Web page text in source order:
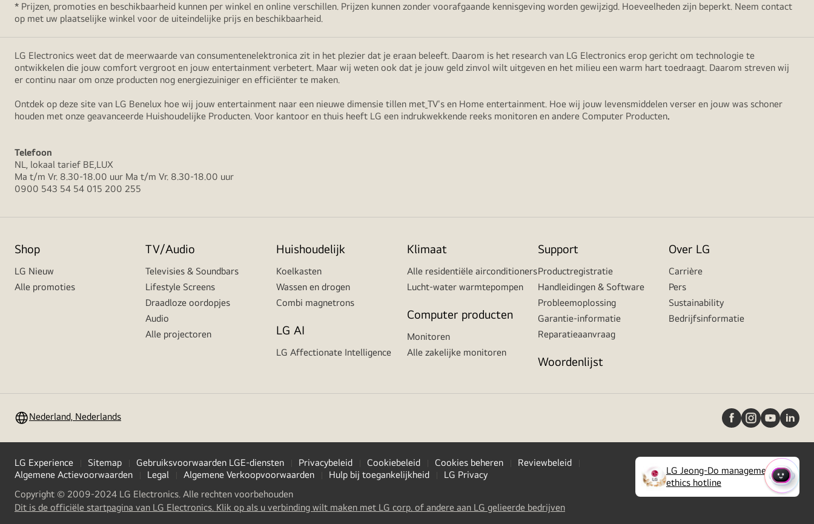
* Prijzen, promoties en beschikbaarheid kunnen per winkel en online verschillen. Prijzen kunnen zonder voorafgaande kennisgeving worden gewijzigd. Hoeveelheden zijn beperkt. Neem contact
op met uw plaatselijke winkel voor de uiteindelijke prijs en beschikbaarheid.
LG Electronics weet dat de meerwaarde van consumentenelektronica zit in het plezier dat je eraan beleeft. Daarom is het research van LG Electronics erop gericht om technologie te
ontwikkelen die jouw comfort vergroot en jouw entertainment verbetert. Maar wij weten ook dat je jouw geld zinvol wilt uitgeven en het milieu een warm hart toedraagt. Daarom streven wij
er continu naar om onze producten nog energiezuiniger en efficiënter te maken.
Ontdek op deze site van LG Benelux hoe wij jouw entertainment naar een nieuwe dimensie tillen met TV's en Home entertainment. Hoe wij jouw levensmiddelen verser en jouw was schoner
houden met onze geavanceerde Huishoudelijke Producten. Voor kantoor en thuis heeft LG een indrukwekkende reeks monitoren en andere Computer Producten.
Telefoon
NL, lokaal tarief BE,LUX
Ma t/m Vr. 8.30-18.00 uur Ma t/m Vr. 8.30-18.00 uur
0900 543 54 54 015 200 255
Shop
LG Nieuw
Alle promoties
TV/Audio
Televisies & Soundbars
Lifestyle Screens
Draadloze oordopjes
Audio
Alle projectoren
Huishoudelijk
Koelkasten
Wassen en drogen
Combi magnetrons
LG AI
LG Affectionate Intelligence
Klimaat
Alle residentiële airconditioners
Lucht-water warmtepompen
Computer producten
Monitoren
Alle zakelijke monitoren
Support
Productregistratie
Handleidingen & Software
Probleemoplossing
Garantie-informatie
Reparatieaanvraag
Woordenlijst
Over LG
Carrière
Pers
Sustainability
Bedrijfsinformatie
Nederland, Nederlands
LG Experience Sitemap Gebruiksvoorwaarden LGE-diensten Privacybeleid Cookiebeleid Cookies beheren
Reviewbeleid
Algemene Actievoorwaarden
Legal Algemene Verkoopvoorwaarden Hulp bij toegankelijkheid
LG Privacy
Copyright © 2009-2024 LG Electronics. Alle rechten voorbehouden
Dit is de officiële startpagina van LG Electronics. Klik op als u verbinding wilt maken met LG corp. of andere aan LG gelieerde bedrijven(
LG Jeong-Do management
ethics hotline
(opens